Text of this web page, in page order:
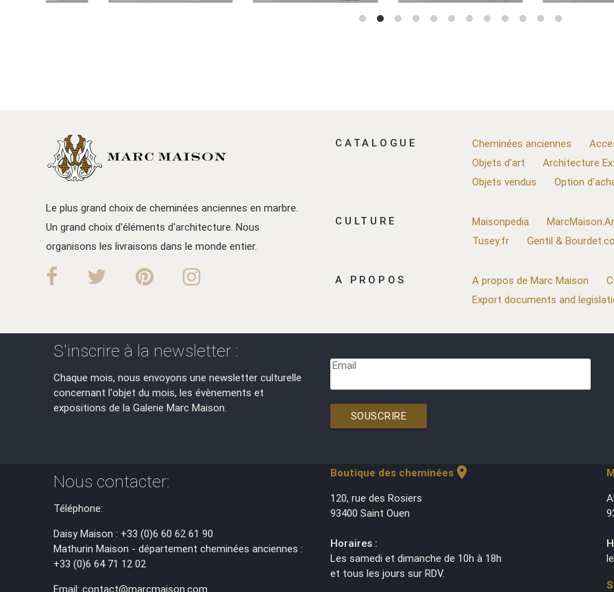
Le plus grand choix de cheminées anciennes en marbre.
Un grand choix d'éléments d'architecture. Nous
organisons les livraisons dans le monde entier.
CATALOGUE Cheminées anciennes
Objets d'art
Architecture
Objets vendus
Option
CULTURE Maisonpedia
Tusey.fr
Gentil &
A PROPOS A propos de Marc Maison
Export documents and
S'inscrire à la newsletter :
Chaque mois, nous envoyons une newsletter culturelle
concernant l'objet du mois, les évènements et
expositions de la Galerie Marc Maison.
Email
SOUSCRIRE
Nous contacter:
Téléphone:
Daisy Maison : +33 (0)6 60 62 61 90
Mathurin Maison - département cheminées anciennes :
+33 (0)6 64 71 12 02
Email: contact@marcmaison.com
Boutique des cheminéeslocation_on
120, rue des Rosiers
93400 Saint Ouen
Horaires :
Les samedi et dimanche de 10h à 18h
et tous les jours sur RDV.